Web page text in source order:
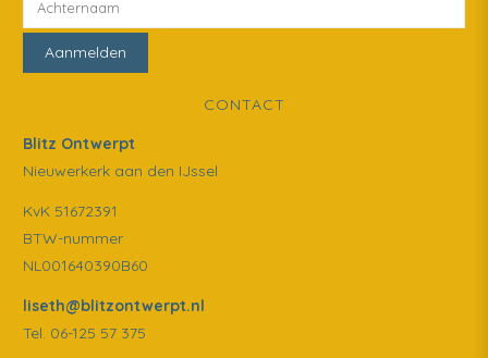
CONTACT
Blitz Ontwerpt
Nieuwerkerk aan den IJssel
KvK 51672391
BTW-nummer
NL001640390B60
liseth@blitzontwerpt.nl
Tel. 06-125 57 375